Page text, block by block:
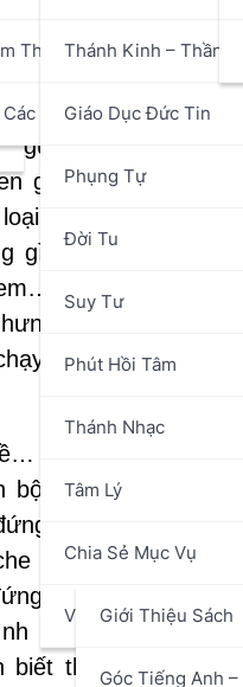
Thánh Giá
Thánh
Thánh Kinh – Thần
Giáo Dục Đức Tin
Phụng Tự
Đời Tu
Suy Tư
Phút Hồi Tâm
Thánh Nhạc
Tâm Lý
Chia Sẻ Mục Vụ
Văn Hóa Nghệ Thuật
Giới Thiệu Sách
Góc Tiếng Anh
người thân cận,
ghét mình. Lạy
và mỗi người
gì tốt nhất cho
Tình yêu đó
Ngài đã nhận
trốn của những
Nhưng nổi đau
bội khác. Người
chung với bọn
lấp tất cả, rồi
đầu Giáo Hội để
với tên tớ gái, sức
theo ai” “Con